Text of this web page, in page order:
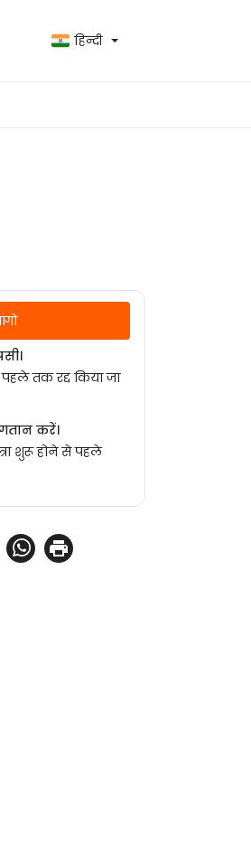
हिन्दी
तक रद्द किया जा
करें।
शुरू होने से पहले